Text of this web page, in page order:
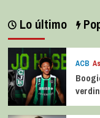
Lo último
ACB